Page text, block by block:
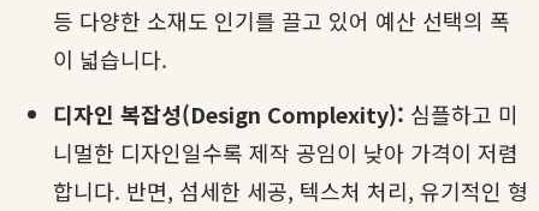
등 다양한 소재도 인기를 끌고 있어 예산 선택의 폭
이 넓습니다.
디자인 복잡성(Design Complexity): 심플하고 미
니멀한 디자인일수록 제작 공임이 낮아 가격이 저렴
합니다. 반면, 섬세한 세공, 텍스처 처리, 유기적인 형